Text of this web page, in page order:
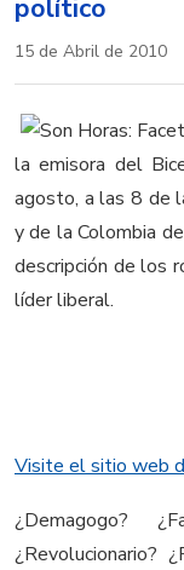
político
15 de Abril de 2010
la emisora del
agosto, a las 8 de
y de la Colombia
descripción de los
líder liberal.
Visite el sitio web
¿Demagogo?
¿Revolucionario?